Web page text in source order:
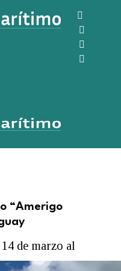
“Amerigo
de marzo al
hasta el